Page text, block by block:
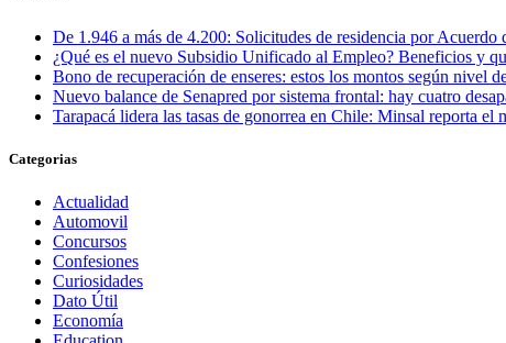
De 1.946 a más de 4.200: Solicitudes de residencia por
¿Qué es el nuevo Subsidio Unificado al Empleo? Beneficios y
Bono de recuperación de enseres: estos los montos según nivel
Nuevo balance de Senapred por sistema frontal: hay cuatro
Tarapacá lidera las tasas de gonorrea en Chile: Minsal reporta el
Categorias
Actualidad
Automovil
Concursos
Confesiones
Curiosidades
Dato Útil
Economía